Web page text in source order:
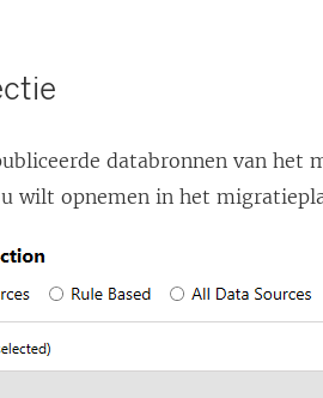
databronnen van
wilt opnemen in het